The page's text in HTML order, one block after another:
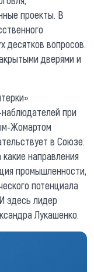
проекты. В
десятков вопросов.
дверями и
при
Жомартом
в Союзе.
направления
промышленности,
потенциала
здесь лидер
Лукашенко.